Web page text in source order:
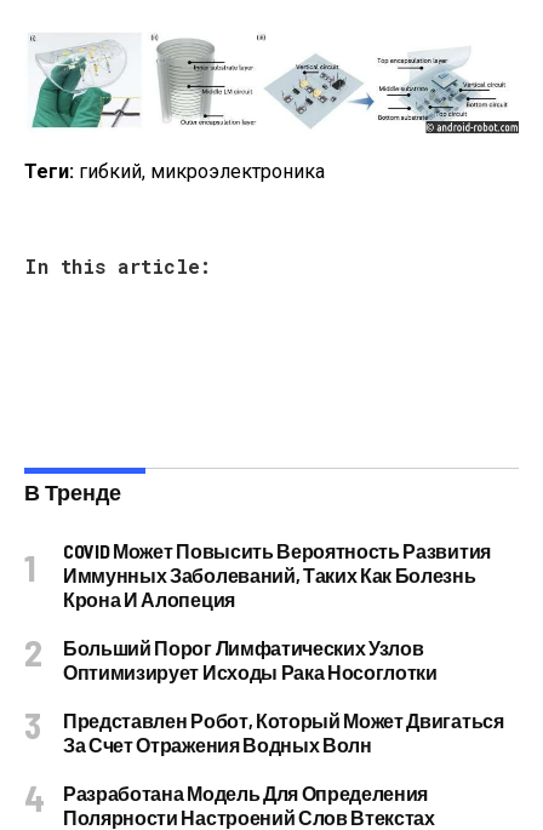
Теги: гибкий, микроэлектроника
In this article:
В Тренде
COVID Может Повысить Вероятность Развития
Иммунных Заболеваний, Таких Как Болезнь
Крона И Алопеция
Больший Порог Лимфатических Узлов
Оптимизирует Исходы Рака Носоглотки
Представлен Робот, Который Может Двигаться
За Счет Отражения Водных Волн
Разработана Модель Для Определения
Полярности Настроений Слов Втекстах